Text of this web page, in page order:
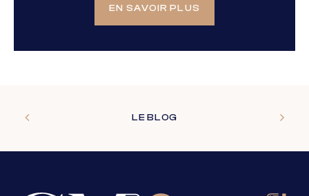
EN SAVOIR PLUS
LE BLOG